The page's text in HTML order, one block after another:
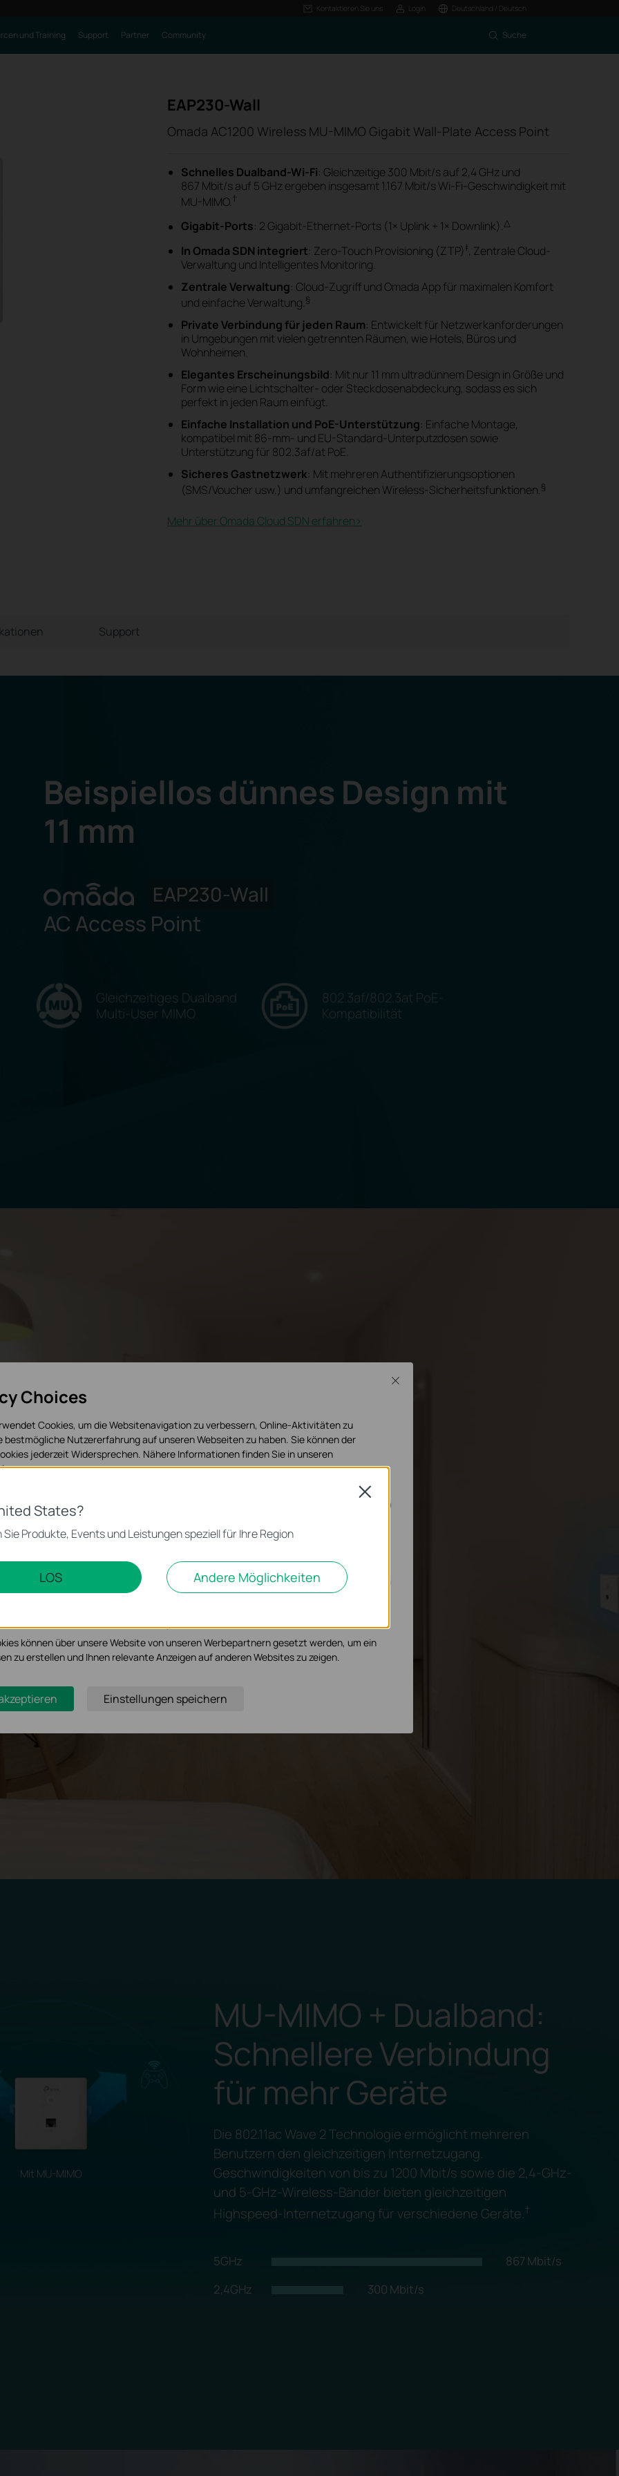
Kontaktieren Sie uns Login Deutschland / Deutsch
und Training Support Partner Community Suche
EAP230-Wall
Omada AC1200 Wireless MU-MIMO Gigabit Wall-Plate Access Point
Schnelles Dualband-Wi-Fi: Gleichzeitige 300 Mbit/s auf 2,4 GHz und
867 Mbit/s auf 5 GHz ergeben insgesamt 1.167 Mbit/s Wi-Fi-Geschwindigkeit mit
MU-MIMO.†
Gigabit-Ports: 2 Gigabit-Ethernet-Ports (1× Uplink + 1× Downlink).△
In Omada SDN integriert: Zero-Touch Provisioning (ZTP) ‡, Zentrale Cloud-
Verwaltung und Intelligentes Monitoring.
Zentrale Verwaltung: Cloud-Zugriff und Omada App für maximalen Komfort
und einfache Verwaltung.§
Private Verbindung für jeden Raum: Entwickelt für Netzwerkanforderungen
in Umgebungen mit vielen getrennten Räumen, wie Hotels, Büros und
Wohnheimen.
Elegantes Erscheinungsbild: Mit nur 11 mm ultradünnem Design in Größe und
Form wie eine Lichtschalter- oder Steckdosenabdeckung, sodass es sich
perfekt in jeden Raum einfügt.
Einfache Installation und PoE-Unterstützung: Einfache Montage,
kompatibel mit 86-mm- und EU-Standard-Unterputzdosen sowie
Unterstützung für 802.3af/at PoE.
Sicheres Gastnetzwerk: Mit mehreren Authentifizierungsoptionen
(SMS/Voucher usw.) und umfangreichen Wireless-Sicherheitsfunktionen.§
Mehr über Omada Cloud SDN erfahren>​
Support
Beispiellos dünnes Design mit
11 mm
EAP230-Wall
AC Access Point
Gleichzeitiges Dualband
Multi-User MIMO
802.3af/802.3at PoE-
Kompatibilität
für
getrennten
erfüllen. Ein Gerät pro
für jeden
Mit MU-MIMO
MU-MIMO + Dualband:
Schnellere Verbindung
für mehr Geräte
Die 802.11ac Wave 2 Technologie ermöglicht mehreren
Benutzern den gleichzeitigen Internetzugang.
Geschwindigkeiten von bis zu 1200 Mbit/s sowie die 2,4-GHz-
und 5-GHz-Wireless-Bänder bieten gleichzeitigen
Highspeed-Internetzugang für verschiedene Geräte.†
5GHz
867 Mbit/s
2,4GHz
300 Mbit/s
States?
Sie Produkte, Events und Leistungen speziell für Ihre Region
LOS Andere Möglichkeiten
Close
Choices
Cookies, um die Websitenavigation zu verbessern, Online-Aktivitäten zu
bestmögliche Nutzererfahrung auf unseren Webseiten zu haben. Sie können der
jederzeit Widersprechen. Nähere Informationen finden Sie in unseren
.
zur Funktion der Website erforderlich und können in Ihren Systemen nicht deaktiviert
Marketing-Cookies
Website zu verbessern und anzupassen.
können über unsere Website von unseren Werbepartnern gesetzt werden, um ein
zu erstellen und Ihnen relevante Anzeigen auf anderen Websites zu zeigen.
Einstellungen speichern
Close